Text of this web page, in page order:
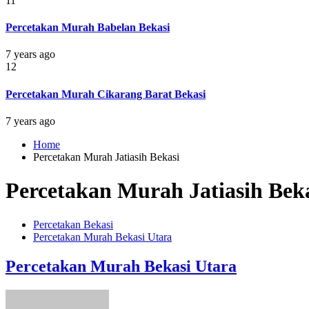
Percetakan Murah Babelan Bekasi
7 years ago
12
Percetakan Murah Cikarang Barat Bekasi
7 years ago
Home
Percetakan Murah Jatiasih Bekasi
Percetakan Murah Jatiasih
Percetakan Bekasi
Percetakan Murah Bekasi Utara
Percetakan Murah Bekasi Utara